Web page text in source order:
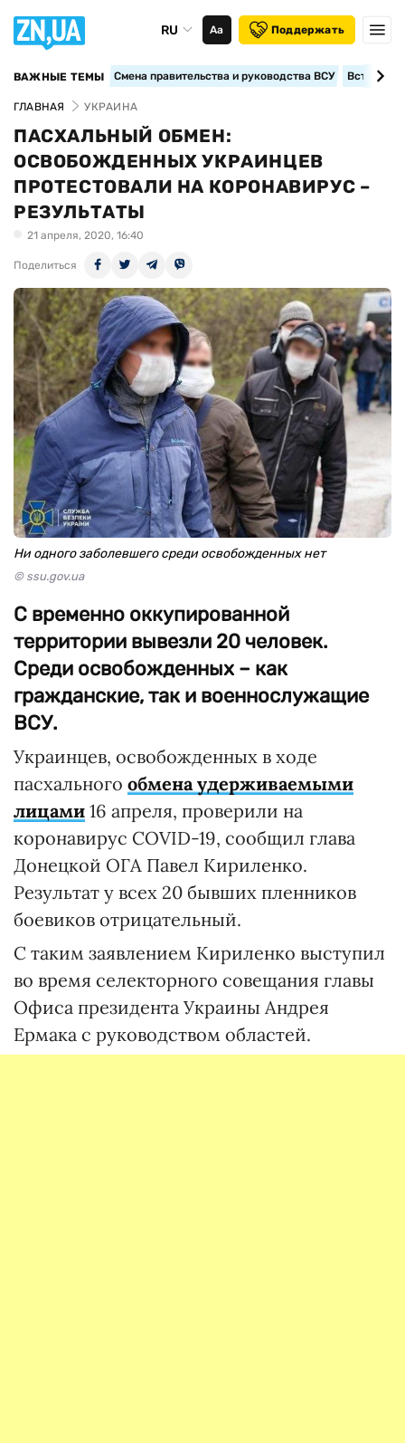
RU Аа Поддержать
ВАЖНЫЕ ТЕМЫ Смена правительства и руководства ВСУ
ГЛАВНАЯ УКРАИНА
ПАСХАЛЬНЫЙ ОБМЕН:
ОСВОБОЖДЕННЫХ УКРАИНЦЕВ
ПРОТЕСТОВАЛИ НА КОРОНАВИРУС –
РЕЗУЛЬТАТЫ
21 апреля, 2020, 16:40
Поделиться
Ни одного заболевшего среди освобожденных нет
© ssu.gov.ua
С временно оккупированной
территории вывезли 20 человек.
Среди освобожденных – как
гражданские, так и военнослужащие
ВСУ.
Украинцев, освобожденных в ходе
пасхального обмена удерживаемыми
лицами 16 апреля, проверили на
коронавирус COVID-19, сообщил глава
Донецкой ОГА Павел Кириленко.
Результат у всех 20 бывших пленников
боевиков отрицательный.
С таким заявлением Кириленко выступил
во время селекторного совещания главы
Офиса президента Украины Андрея
Ермака с руководством областей.